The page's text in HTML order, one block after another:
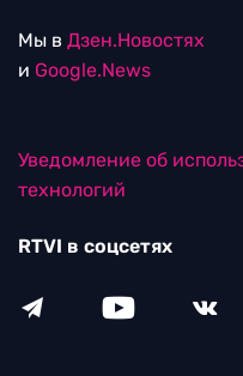
Мы в Дзен.Новостях
и Google.News
Уведомление об
технологий
RTVI в соцсетях